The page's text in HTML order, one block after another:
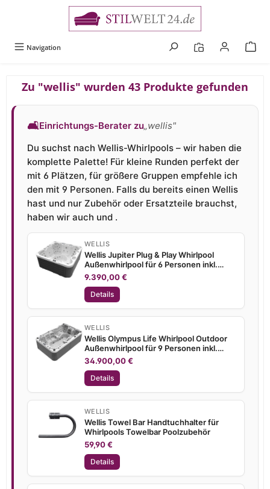
Navigation
Zu "wellis" wurden 43 Produkte gefunden
🛋Einrichtungs-Berater zu„wellis"
Du suchst nach Wellis-Whirlpools – wir haben die
komplette Palette! Für kleine Runden perfekt der
mit 6 Plätzen, für größere Gruppen empfehle ich
den mit 9 Personen. Falls du bereits einen Wellis
hast und nur Zubehör oder Ersatzteile brauchst,
haben wir auch und .
WELLIS
Wellis Jupiter Plug & Play Whirlpool
Außenwhirlpool für 6 Personen inkl.
Thermoabdeckung
9.390,00 €
Details
WELLIS
Wellis Olympus Life Whirlpool Outdoor
Außenwhirlpool für 9 Personen inkl.
Thermoabdeckung
34.900,00 €
Details
WELLIS
Wellis Towel Bar Handtuchhalter für
Whirlpools Towelbar Poolzubehör
59,90 €
Details